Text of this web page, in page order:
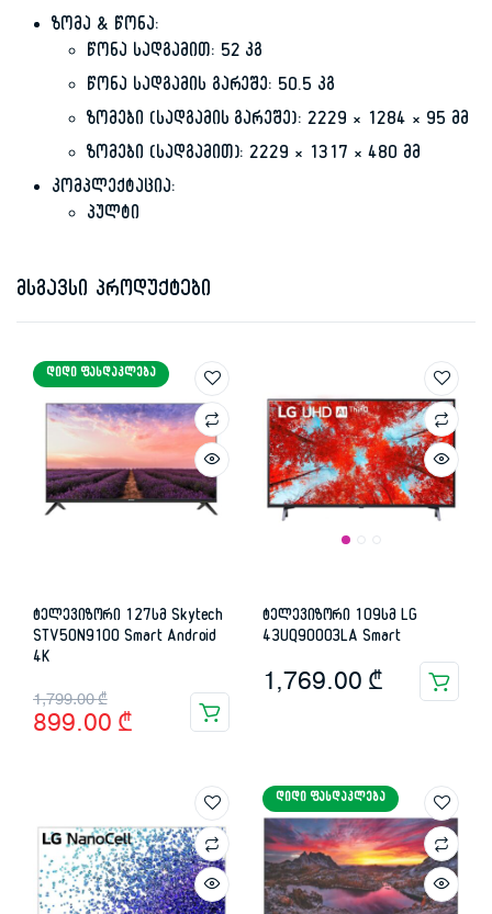
ზომა & წონა:
წონა სადგამით: 52 კგ
წონა სადგამის გარეშე: 50.5 კგ
ზომები (სადგამის გარეშე): 2229 × 1284 × 95 მმ
ზომები (სადგამით): 2229 × 1317 × 480 მმ
კომპლექტაცია:
პულტი
მსგავსი პროდუქტები
ᲓᲘᲓᲘ ᲤᲐᲡᲓᲐᲙᲚᲔᲑᲐ
ტელევიზორი 127სმ Skytech
STV50N9100 Smart Android
4K
1,799.00₾
Original
price
899.00 ₾
Current
price
ტელევიზორი 109სმ LG
43UQ90003LA Smart
1,769.00 ₾
ᲓᲘᲓᲘ ᲤᲐᲡᲓᲐᲙᲚᲔᲑᲐ